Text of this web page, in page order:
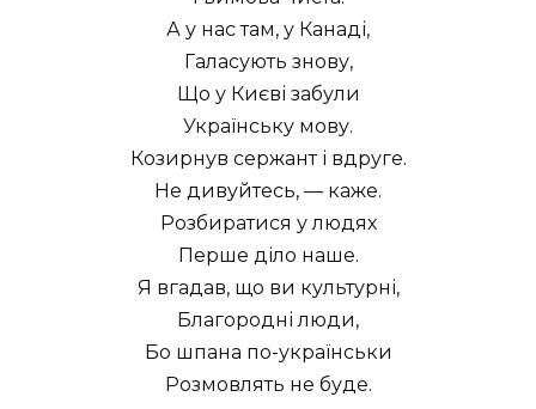
А у нас там, у Канаді,
Галасують знову,
Що у Києві забули
Українську мову.
Козирнув сержант і вдруге.
Не дивуйтесь, — каже.
Розбиратися у людях
Перше діло наше.
Я вгадав, що ви культурні,
Благородні люди,
Бо шпана по-українськи
Розмовлять не буде.